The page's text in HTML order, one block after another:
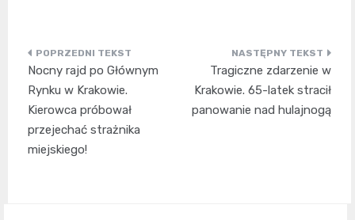
Nawigacja
wpisu
Nocny rajd po Głównym
Rynku w Krakowie.
Kierowca próbował
przejechać strażnika
miejskiego!
Tragiczne zdarzenie w
Krakowie. 65-latek stracił
panowanie nad hulajnogą